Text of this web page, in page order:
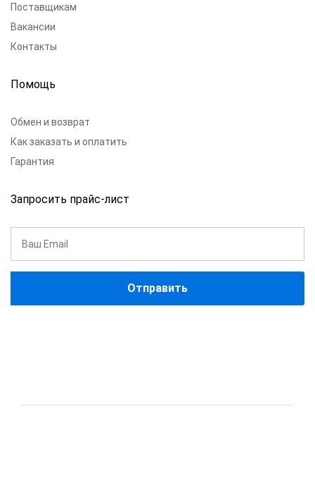
Поставщикам
Вакансии
Контакты
Помощь
Обмен и возврат
Как заказать и оплатить
Гарантия
Запросить прайс-лист